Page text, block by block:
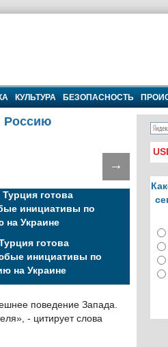
КУЛЬТУРА БЕЗОПАСНОСТЬ
Россию
→
готова
инициативы по
на Украине
поведение Запада.
- цитирует слова